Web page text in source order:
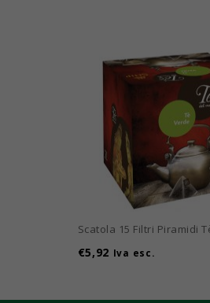
Scatola 15 Filtri Piramidi
€5,92 Iva esc.